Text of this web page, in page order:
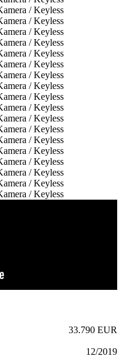
33.790 EUR
12/2019